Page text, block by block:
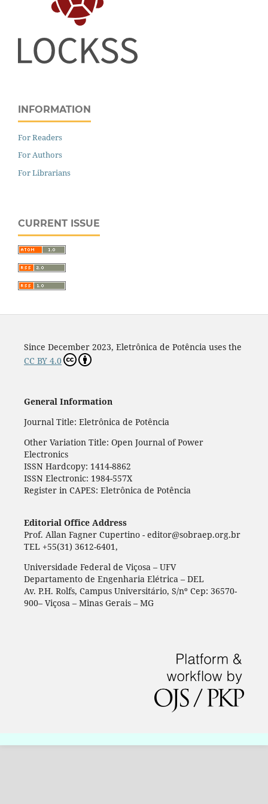
INFORMATION
For Readers
For Authors
For Librarians
CURRENT ISSUE
Since December 2023, Eletrônica de Potência uses the
CC BY 4.0
General Information
Journal Title: Eletrônica de Potência
Other Variation Title: Open Journal of Power
Electronics
ISSN Hardcopy: 1414-8862
ISSN Electronic: 1984-557X
Register in CAPES: Eletrônica de Potência
Editorial Office Address
Prof. Allan Fagner Cupertino - editor@sobraep.org.br
TEL +55(31) 3612-6401,
Universidade Federal de Viçosa – UFV
Departamento de Engenharia Elétrica – DEL
Av. P.H. Rolfs, Campus Universitário, S/nº Cep: 36570-
900– Viçosa – Minas Gerais – MG